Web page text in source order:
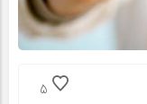
5